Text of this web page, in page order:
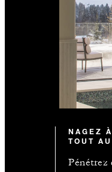
NAGEZ
TOUT
Pénétrez